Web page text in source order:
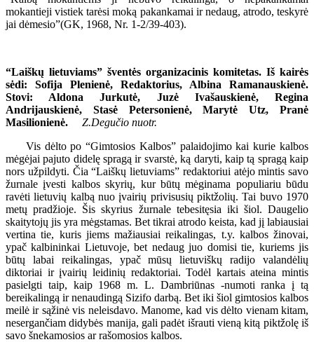
mokantieji vistiek tarėsi moką pakankamai ir nedaug, atrodo, teskyrė
jai dėmesio”(GK, 1968, Nr. 1-2/39-403).
“Laiškų lietuviams” šventės organizacinis komitetas. Iš kairės
sėdi: Sofija Plenienė, Redaktorius, Albina Ramanauskienė.
Stovi: Aldona Jurkutė, Juzė Ivašauskienė, Regina
Andrijauskienė, Stasė Petersonienė, Marytė Utz, Pranė
Masilionienė.
Z.Degučio nuotr.
Vis dėlto po “Gimtosios Kalbos” palaidojimo kai kurie kalbos
mėgėjai pajuto didelę spragą ir svarstė, ką daryti, kaip tą spragą kaip
nors užpildyti. Čia “Laiškų lietuviams” redaktoriui atėjo mintis savo
žurnale įvesti kalbos skyrių, kur būtų mėginama populiariu būdu
ravėti lietuvių kalbą nuo įvairių privisusių piktžolių. Tai buvo 1970
metų pradžioje. Šis skyrius žurnale tebesitęsia iki šiol. Daugelio
skaitytojų jis yra mėgstamas. Bet tikrai atrodo keista, kad jį labiausiai
vertina tie, kuris jiems mažiausiai reikalingas, t.y. kalbos žinovai,
ypač kalbininkai Lietuvoje, bet nedaug juo domisi tie, kuriems jis
būtų labai reikalingas, ypač mūsų lietuviškų radijo valandėlių
diktoriai ir įvairių leidinių redaktoriai. Todėl kartais ateina mintis
pasielgti taip, kaip 1968 m. L. Dambriūnas -numoti ranka į tą
bereikalingą ir nenaudingą Sizifo darbą. Bet iki šiol gimtosios kalbos
meilė ir sąžinė vis neleisdavo. Manome, kad vis dėlto vienam kitam,
nesergančiam didybės manija, gali padėt išrauti vieną kitą piktžolę iš
savo šnekamosios ar rašomosios kalbos.